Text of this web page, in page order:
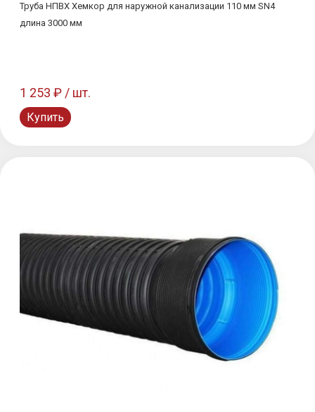
Труба НПВХ Хемкор для наружной канализации 110 мм SN4
длина 3000 мм
1 253 ₽ / шт.
Купить